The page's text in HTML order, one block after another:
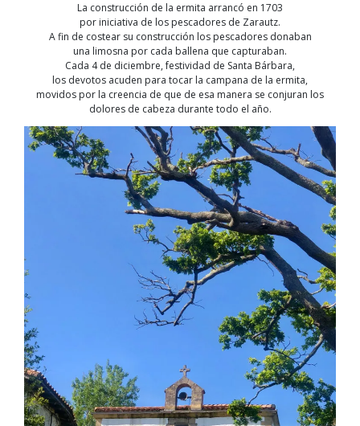
La construcción de la ermita arrancó en 1703
por iniciativa de los pescadores de Zarautz.
A fin de costear su construcción los pescadores donaban
una limosna por cada ballena que capturaban.
Cada 4 de diciembre, festividad de Santa Bárbara,
los devotos acuden para tocar la campana de la ermita,
movidos por la creencia de que de esa manera se conjuran los
dolores de cabeza durante todo el año.